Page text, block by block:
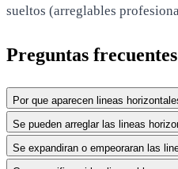
sueltos (arreglables
Preguntas frecuentes
Por que aparecen lineas
Se pueden arreglar las lineas
Se expandiran o empeoraran las